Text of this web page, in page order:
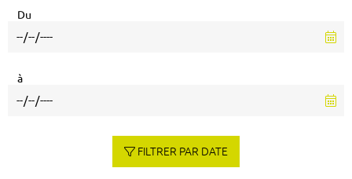
Du
à
FILTRER PAR DATE